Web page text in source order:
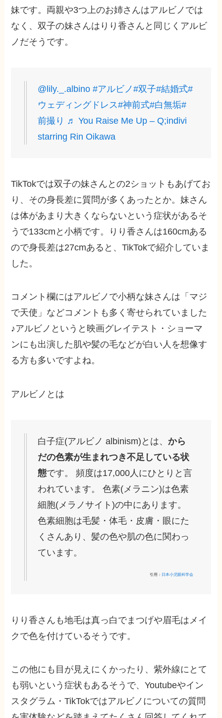
妹です。両親や3つ上のお姉さんはアルビノでは
なく、双子の妹さんはりり香さんと同じくアルビ
ノだそうです。
@lily._.albino #アルビノ#双子#結婚式#
ウェディングドレス#神前式#白無垢#
前撮り ♬ You Raise Me Up – Q;indivi
starring Rin Oikawa
TikTokでは双子の妹さんとの2ショットもあげてお
り、その身長差に質問が多くあったとか。妹さん
は体があまり大きくならないという症状があるそ
うで133cmと小柄です。りり香さんは160cmある
ので身長差は27cmあると、TikTokで紹介していま
した。
コメント欄にはアルビノで小柄な妹さんは「マジ
で天使」などコメントも多く寄せられていました
♪アルビノというと映画グレイテスト・ショーマ
ンにも出演した肌や髪の毛などが白い人を想像す
る方も多いですよね。
アルビノとは
白子症(アルビノ albinism)とは、から
だの色素が生まれつき不足している状
態です。 頻度は17,000人にひとりと言
われています。 色素(メラニン)は色素
細胞(メラノサイト)の中にあります。
色素細胞は毛髪・体毛・皮膚・眼にた
くさんあり、髪の色や肌の色に関わっ
ています。
引用： 日本小児眼科学会
りり香さんも地毛は真っ白でまつげや眉毛はメイ
クで色を付けているそうです。
この他にも目が見えにくかったり、紫外線にとて
も弱いという症状もあるそうで、Youtubeやイン
スタグラム・TikTokではアルビノについての質問